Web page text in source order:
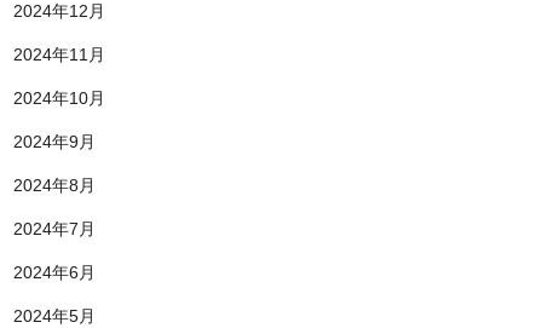
2024年12月
2024年11月
2024年10月
2024年9月
2024年8月
2024年7月
2024年6月
2024年5月